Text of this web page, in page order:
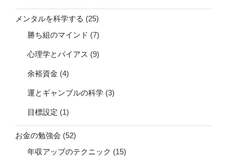
メンタルを科学する (25)
勝ち組のマインド (7)
心理学とバイアス (9)
余裕資金 (4)
運とギャンブルの科学 (3)
目標設定 (1)
お金の勉強会 (52)
年収アップのテクニック (15)